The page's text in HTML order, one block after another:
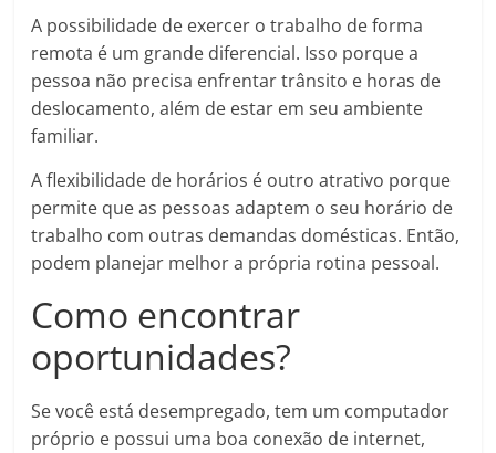
A possibilidade de exercer o trabalho de forma
remota é um grande diferencial. Isso porque a
pessoa não precisa enfrentar trânsito e horas de
deslocamento, além de estar em seu ambiente
familiar.
A flexibilidade de horários é outro atrativo porque
permite que as pessoas adaptem o seu horário de
trabalho com outras demandas domésticas. Então,
podem planejar melhor a própria rotina pessoal.
Como encontrar
oportunidades?
Se você está desempregado, tem um computador
próprio e possui uma boa conexão de internet,